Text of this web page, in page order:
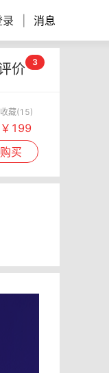
录 消息
价 3
收藏(15)
买
￥199